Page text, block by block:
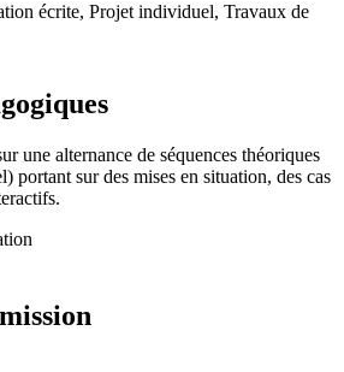
écrite, Projet individuel, Travaux de
une alternance de séquences théoriques
portant sur des mises en situation, des cas